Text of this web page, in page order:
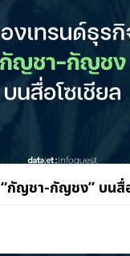
กัญชา-กัญชง” บนสื่